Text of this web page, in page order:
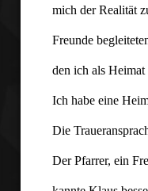
mich der Realität
Freunde
den ich als Heimat
Ich habe eine
Die
Der Pfarrer, ein